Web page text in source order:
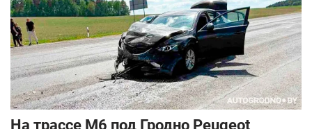
На трассе М6 под Гродно Peugeot